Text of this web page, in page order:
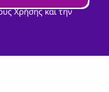
Χρήσης και την